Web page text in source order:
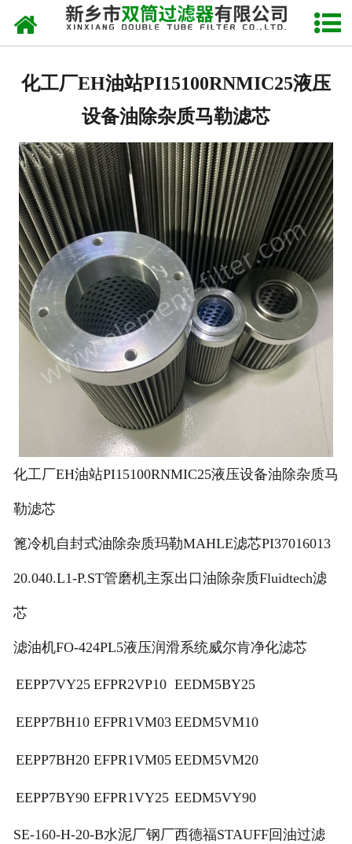
网站首页
新闻中心
产品快讯
在线留言
联系我们
网站地图
化工厂EH油站PI15100RNMIC25液压
设备油除杂质马勒滤芯
化工厂EH油站PI15100RNMIC25液压设备油除杂质马
勒滤芯
篦冷机自封式油除杂质玛勒MAHLE滤芯PI37016013
20.040.L1-P.ST管磨机主泵出口油除杂质Fluidtech滤
芯
滤油机FO-424PL5液压润滑系统威尔肯净化滤芯
EEPP7VY25 EFPR2VP10 EEDM5BY25
EEPP7BH10 EFPR1VM03 EEDM5VM10
EEPP7BH20 EFPR1VM05 EEDM5VM20
EEPP7BY90 EFPR1VY25 EEDM5VY90
SE-160-H-20-B水泥厂钢厂西德福STAUFF回油过滤